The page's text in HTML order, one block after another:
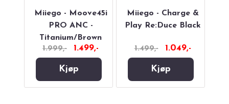
Miiego - Moove45i
PRO ANC -
Titanium/Brown
1.999,-
1.499,-
Kjøp
Miiego - Charge &
Play Re:Duce Black
1.499,- 1.049,-
Kjøp